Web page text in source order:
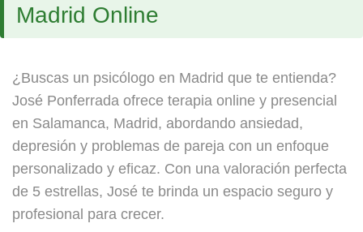
Madrid Online
¿Buscas un psicólogo en Madrid que te entienda?
José Ponferrada ofrece terapia online y presencial
en Salamanca, Madrid, abordando ansiedad,
depresión y problemas de pareja con un enfoque
personalizado y eficaz. Con una valoración perfecta
de 5 estrellas, José te brinda un espacio seguro y
profesional para crecer.